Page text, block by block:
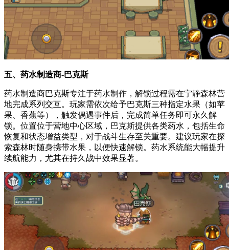
五、药水制造商-巴克斯
药水制造商巴克斯专注于药水制作，解锁过程需在宁静森林营
地完成系列交互。玩家需依次给予巴克斯三种指定水果（如苹
果、香蕉等），触发偶遇事件后，完成简单任务即可永久解
锁。位置位于营地中心区域，巴克斯提供各类药水，包括生命
恢复和状态增益类型，对于战斗生存至关重要。建议玩家在探
索森林时随身携带水果，以便快速解锁。药水系统能大幅提升
续航能力，尤其在持久战中效果显著。